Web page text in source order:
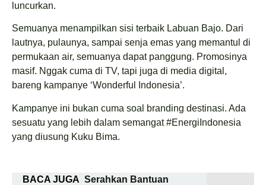
luncurkan.
Semuanya menampilkan sisi terbaik Labuan Bajo. Dari
lautnya, pulaunya, sampai senja emas yang memantul di
permukaan air, semuanya dapat panggung. Promosinya
masif. Nggak cuma di TV, tapi juga di media digital,
bareng kampanye ‘Wonderful Indonesia’.
Kampanye ini bukan cuma soal branding destinasi. Ada
sesuatu yang lebih dalam semangat #EnergiIndonesia
yang diusung Kuku Bima.
BACA JUGA Serahkan Bantuan